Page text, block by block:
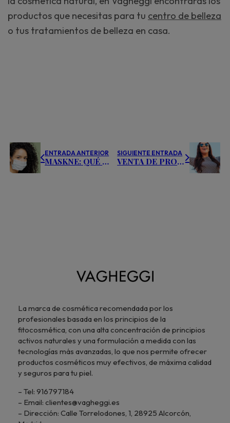
productos que necesitas para tu centro de belleza
o tus tratamientos de belleza en casa.
ENTRADA ANTERIOR
MASKNE: QUÉ ES, TRATAMIENTO Y PRODUCTOS PARA EVITAR EL ACNÉ POR MASCARILLA
SIGUIENTE ENTRADA
VENTA DE PRODUCTOS DE BELLEZA EN EL CENTRO: CONSEJOS INFALIBLES PARA PROFESIONALES
La marca de cosmética recomendada por los
profesionales basada en los principios de la
fitocosmética, con una alta concentración de principios
activos naturales y una formulación a medida con las
tecnologías más avanzadas, lo que nos permite ofrecer
productos cosméticos muy efectivos, de máxima calidad
y seguros para tu piel.
– Tel: 916797184
– Email: clientes@vagheggi.es
– Dirección: Calle Torrelodones, 1, 28925 Alcorcón,